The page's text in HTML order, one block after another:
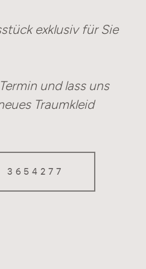
exklusiv für Sie
und lass uns
Traumkleid
3654277